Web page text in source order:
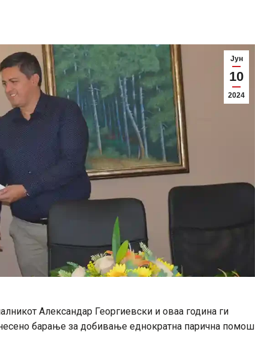
Јун
10
2024
Александар Георгиевски и оваа година ги
барање за добивање еднократна парична помош